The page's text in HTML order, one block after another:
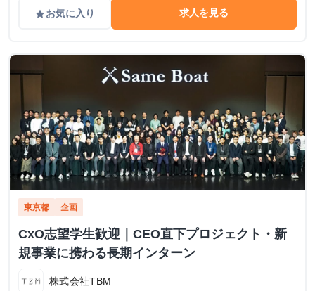
gradeお気に入り 求人を見る
東京都 企画
CxO志望学生歓迎｜CEO直下プロジェクト・新
規事業に携わる長期インターン
株式会社TBM